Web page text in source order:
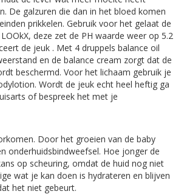
De galzuren die dan in het bloed komen
prikkelen. Gebruik voor het gelaat de
deze zet de PH waarde weer op 5.2
de jeuk . Met 4 druppels balance oil
en de balance cream zorgt dat de
beschermd. Voor het lichaam gebruik je
Wordt de jeuk echt heel heftig ga
of bespreek het met je
Door het groeien van de baby
onderhuidsbindweefsel. Hoe jonger de
op scheuring, omdat de huid nog niet
wat je kan doen is hydrateren en blijven
het niet gebeurt.